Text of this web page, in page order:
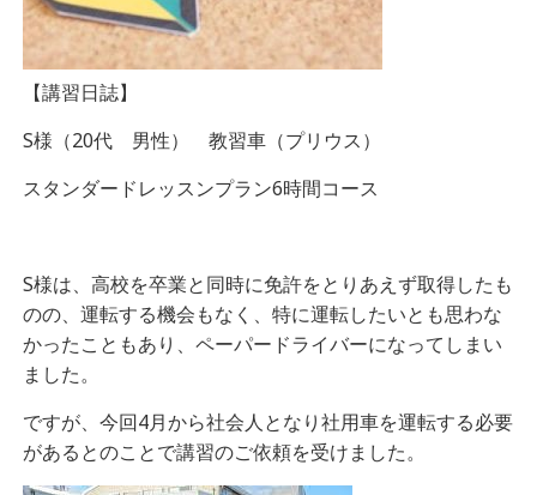
【講習日誌】
S様（20代 男性） 教習車（プリウス）
スタンダードレッスンプラン6時間コース
S様は、高校を卒業と同時に免許をとりあえず取得したも
のの、運転する機会もなく、特に運転したいとも思わな
かったこともあり、ペーパードライバーになってしまい
ました。
ですが、今回4月から社会人となり社用車を運転する必要
があるとのことで講習のご依頼を受けました。